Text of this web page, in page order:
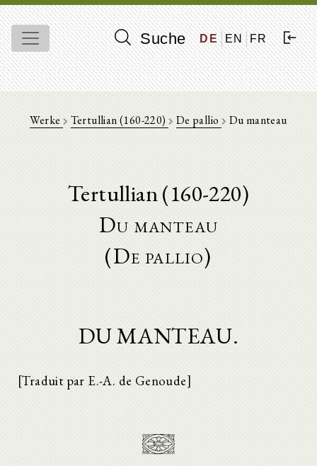
Suche DE EN FR
Werke Tertullian (160-220) De pallio Du manteau
Tertullian (160-220)
Du manteau
(De pallio)
DU MANTEAU.
[Traduit par E.-A. de Genoude]